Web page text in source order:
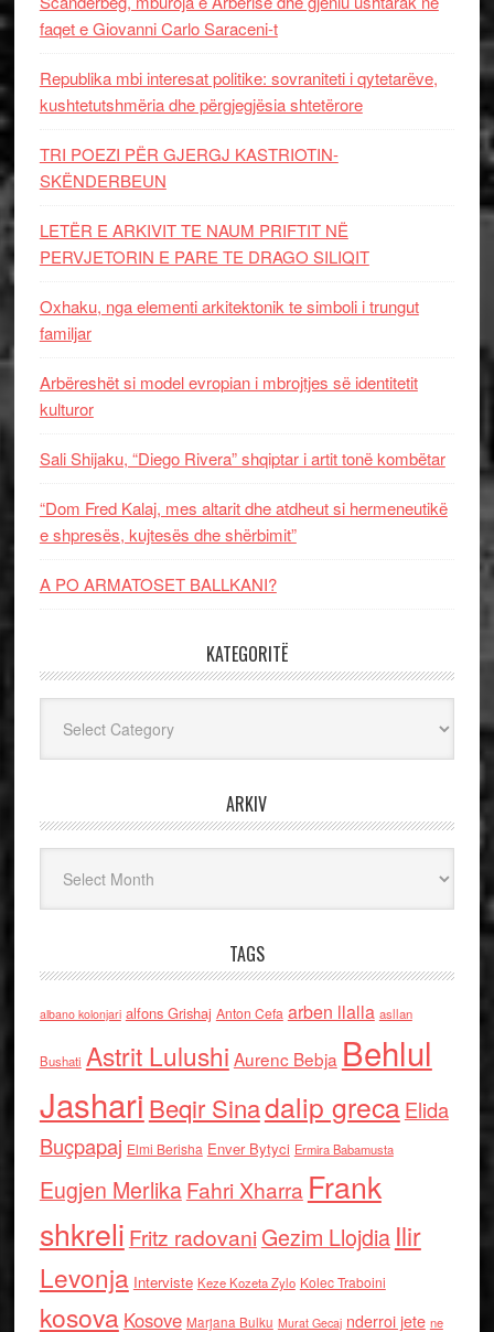
faqet e Giovanni Carlo Saraceni-t
Republika mbi interesat politike: sovraniteti i qytetarëve,
kushtetutshmëria dhe përgjegjësia shtetërore
TRI POEZI PËR GJERGJ KASTRIOTIN-
SKËNDERBEUN
LETËR E ARKIVIT TE NAUM PRIFTIT NË
PERVJETORIN E PARE TE DRAGO SILIQIT
Oxhaku, nga elementi arkitektonik te simboli i trungut
familjar
Arbëreshët si model evropian i mbrojtjes së identitetit
kulturor
Sali Shijaku, “Diego Rivera” shqiptar i artit tonë kombëtar
“Dom Fred Kalaj, mes altarit dhe atdheut si hermeneutikë
e shpresës, kujtesës dhe shërbimit”
A PO ARMATOSET BALLKANI?
KATEGORITË
ARKIV
TAGS
albano kolonjari alfons Grishaj Anton Cefa arben llalla asllan
Bushati Astrit Lulushi Aurenc Bebja Behlul
Jashari Beqir Sinadalip grecaElida
Buçpapaj Elmi Berisha Enver Bytyci Ermira Babamusta
Eugjen MerlikaFahri Xharra Frank
shkreli Fritz radovaniGezim Llojdia Ilir
Levonja Interviste Keze Kozeta Zylo Kolec Traboini
kosova Kosove Marjana Bulku Murat Gecaj nderroi jete ne